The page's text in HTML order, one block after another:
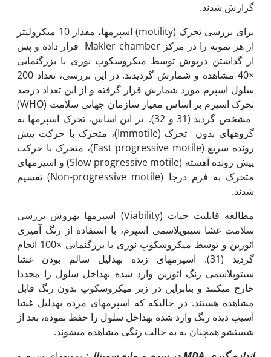
گزارش شدند.
برای بررسی تحرک (motility) اسپرم‏ها‏، مقدار 10 میکرولیتر
از هر نمونه را در مرکز Makler chamber قرار داده و پس
از گذاشتن درپوش توسط میکروسکوپ نوری با بزرگنمایی
×40 مشاهده و شمارش گردیدند. در این بررسی، تعداد 200
سلول اسپرم مورد شمارش قرار گرفته و از این تعداد درصد
تحرک اسپرم بر اساس معیار سازمان جهانی سلامت (WHO)
مشخص گردید (31 و 32). بر این اساس، تحرک اسپرم‏ها به
گروه‏های بدون تحرک (Immotile)، متحرک با حرکت پیش
رونده سریع (Fast progressive motile)، متحرک با حرکت
پیش رونده آهسته (Slow progressive motile) و اسپرم‏های
متحرک به فرم درجا (Non-progressive motile) تقسیم
شدند.
مطالعه قابلیت حیات (Viability) اسپرم‏ها به‏روش بررسی
سلامت غشا سیتوپلاسمی اسپرم، با استفاده از رنگ آمیزی
ائوزین و توسط میکروسکوپ نوری با بزرگنمایی ×100 انجام
گردید (31). اسپرم‏های زنده به‏دلیل سالم بودن غشا
سیتوپلاسمی رنگ ائوزین وارد شده به‏داخل سلول را مجددا
خارج می‏کنند و بنابراین در زیر میکروسکوپ بدون رنگ قابل
مشاهده هستند. در حالی‏که که اسپرم‏های مرده به‏دلیل غشا
آسیب دیده رنگ وارد شده به‏داخل سلول را حفظ نموده، بعد از
شستشو همچنان به به حالت رنگی مشاهده می‏شوند.